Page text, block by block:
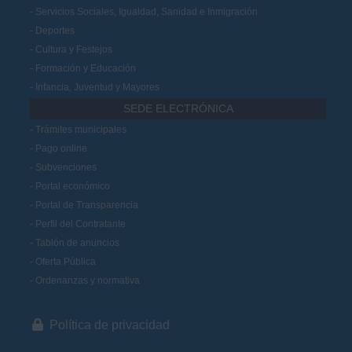
Servicios Sociales, Igualdad, Sanidad e Inmigración
Deportes
Cultura y Festejos
Formación y Educación
Infancia, Juventud y Mayores
SEDE ELECTRÓNICA
Trámites municipales
Pago online
Subvenciones
Portal económico
Portal de Transparencia
Perfil del Contratante
Tablón de anuncios
Oferta Pública
Ordenanzas y normativa
Política de privacidad